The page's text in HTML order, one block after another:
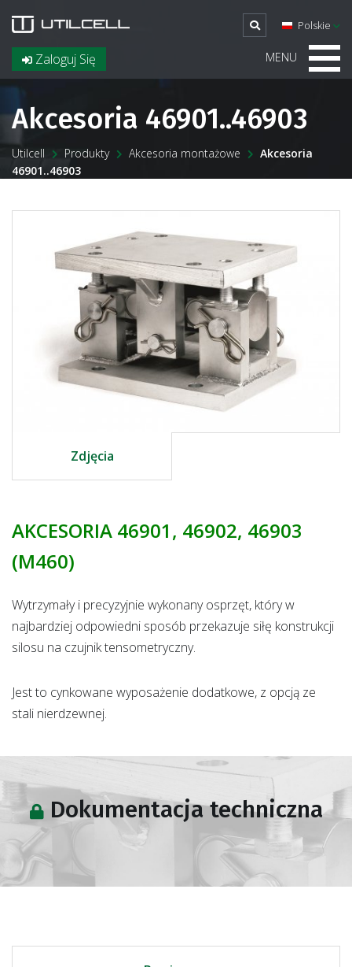
Zaloguj Się
Polskie
MENU
Akcesoria 46901..46903
Utilcell Produkty Akcesoria montażowe
Akcesoria
46901..46903
Zdjęcia
AKCESORIA 46901, 46902, 46903
(M460)
Wytrzymały i precyzyjnie wykonany osprzęt, który w
najbardziej odpowiedni sposób przekazuje siłę konstrukcji
silosu na czujnik tensometryczny.
Jest to cynkowane wyposażenie dodatkowe, z opcją ze
stali nierdzewnej.
Dokumentacja techniczna